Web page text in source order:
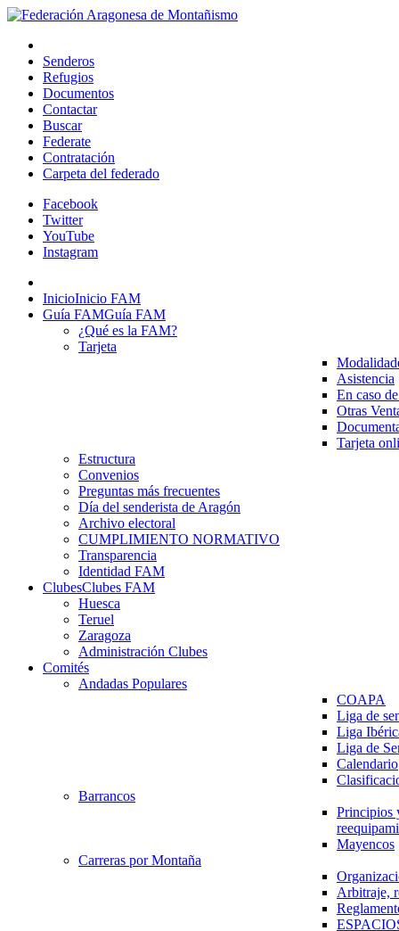
Senderos
Refugios
Documentos
Contactar
Buscar
Federate
Contratación
Carpeta del federado
Facebook
Twitter
YouTube
Instagram
InicioInicio FAM
Guía FAMGuía FAM
¿Qué es la FAM?
Tarjeta
Asistencia
En caso
Otras
Tarjeta
Estructura
Convenios
Preguntas más frecuentes
Día del senderista de Aragón
Archivo electoral
CUMPLIMIENTO NORMATIVO
Transparencia
Identidad FAM
ClubesClubes FAM
Huesca
Teruel
Zaragoza
Administración Clubes
Comités
Andadas Populares
COAPA
Liga de
Liga
Liga de
Calendario
Barrancos
Principios
Mayencos
Carreras por Montaña
Arbitraje,